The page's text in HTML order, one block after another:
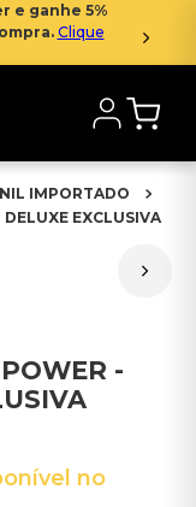
e ganhe 5%
Clique
IMPORTADO
EXCLUSIVA
-
no